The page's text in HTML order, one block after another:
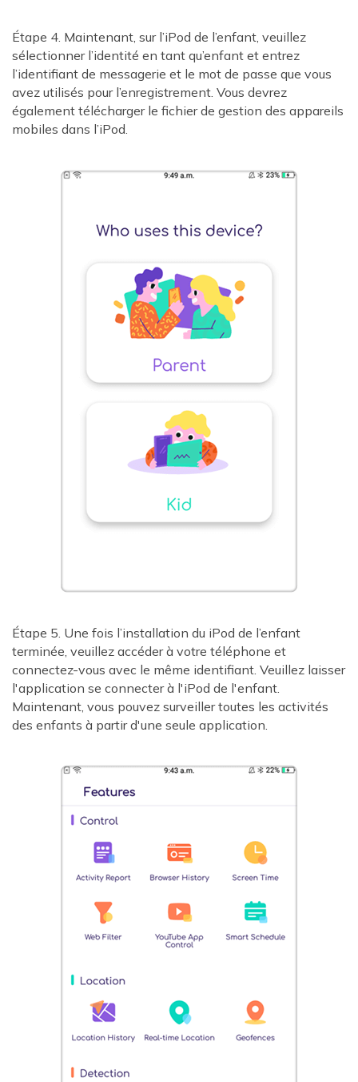
Étape 4. Maintenant, sur l’iPod de l’enfant, veuillez
sélectionner l’identité en tant qu’enfant et entrez
l’identifiant de messagerie et le mot de passe que vous
avez utilisés pour l’enregistrement. Vous devrez
également télécharger le fichier de gestion des appareils
mobiles dans l’iPod.
Étape 5. Une fois l’installation du iPod de l’enfant
terminée, veuillez accéder à votre téléphone et
connectez-vous avec le même identifiant. Veuillez laisser
l'application se connecter à l'iPod de l'enfant.
Maintenant, vous pouvez surveiller toutes les activités
des enfants à partir d'une seule application.